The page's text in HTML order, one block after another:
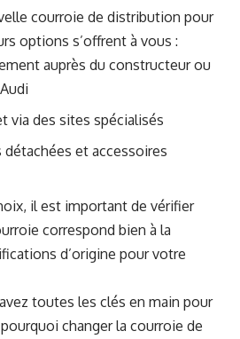
courroie de distribution pour
options s’offrent à vous :
auprès du constructeur ou
via des sites spécialisés
détachées et accessoires
il est important de vérifier
correspond bien à la
d’origine pour votre
toutes les clés en main pour
changer la courroie de